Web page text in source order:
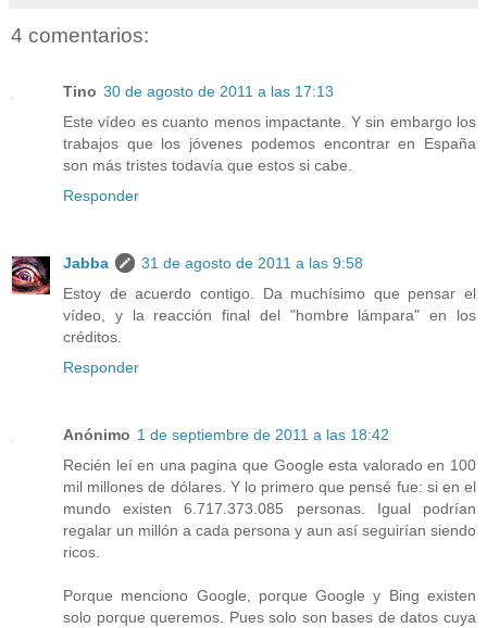
4 comentarios:
Tino 30 de agosto de 2011 a las 17:13
Este vídeo es cuanto menos impactante. Y sin embargo los
trabajos que los jóvenes podemos encontrar en España
son más tristes todavía que estos si cabe.
Responder
Jabba
31 de agosto de 2011 a las 9:58
Estoy de acuerdo contigo. Da muchísimo que pensar el
vídeo, y la reacción final del "hombre lámpara" en los
créditos.
Responder
Anónimo 1 de septiembre de 2011 a las 18:42
Recién leí en una pagina que Google esta valorado en 100
mil millones de dólares. Y lo primero que pensé fue: si en el
mundo existen 6.717.373.085 personas. Igual podrían
regalar un millón a cada persona y aun así seguirían siendo
ricos.
Porque menciono Google, porque Google y Bing existen
solo porque queremos. Pues solo son bases de datos cuya